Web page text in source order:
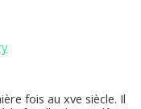
fois au xve siècle. Il